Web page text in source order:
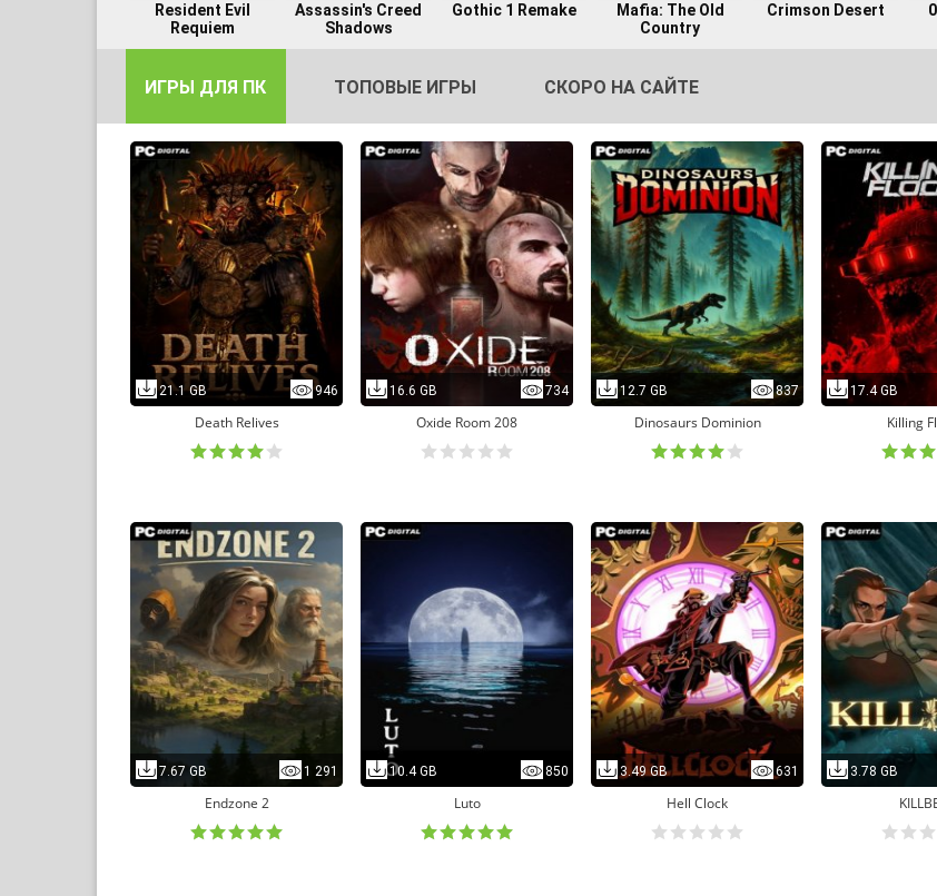
Resident Evil
Requiem
Assassin's Creed
Shadows
Gothic 1 Remake
Mafia: The Old
Country
Crimson Desert
ИГРЫ ДЛЯ ПК ТОПОВЫЕ ИГРЫ СКОРО НА САЙТЕ
21.1 GB 946
Death Relives
16.6 GB 734
Oxide Room 208
12.7 GB 837
Dinosaurs Dominion
17.4 GB
Killing
7.67 GB 1 291
Endzone 2
10.4 GB 850
Luto
3.49 GB 631
Hell Clock
3.78 GB